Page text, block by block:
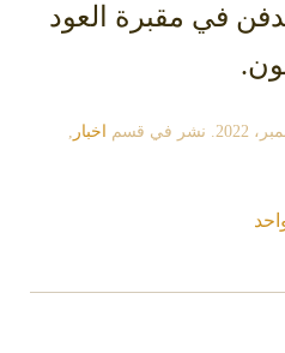
في مقبرة العود
. نشر في قسم اخبار ,